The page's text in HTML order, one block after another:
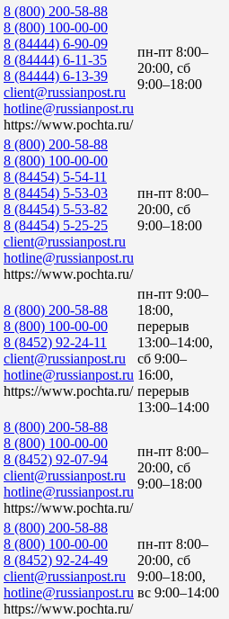
8 (800) 200-58-88
8 (800) 100-00-00
8 (84444) 6-90-09
8 (84444) 6-11-35
8 (84444) 6-13-39
client@russianpost.ru
hotline@russianpost.ru
https://www.pochta.ru/
пн-пт 8:00–
20:00, сб
9:00–18:00
8 (800) 200-58-88
8 (800) 100-00-00
8 (84454) 5-54-11
8 (84454) 5-53-03
8 (84454) 5-53-82
8 (84454) 5-25-25
client@russianpost.ru
hotline@russianpost.ru
https://www.pochta.ru/
пн-пт 8:00–
20:00, сб
9:00–18:00
8 (800) 200-58-88
8 (800) 100-00-00
8 (8452) 92-24-11
client@russianpost.ru
hotline@russianpost.ru
https://www.pochta.ru/
пн-пт 9:00–
18:00,
перерыв
13:00–14:00,
сб 9:00–
16:00,
перерыв
13:00–14:00
8 (800) 200-58-88
8 (800) 100-00-00
8 (8452) 92-07-94
client@russianpost.ru
hotline@russianpost.ru
https://www.pochta.ru/
пн-пт 8:00–
20:00, сб
9:00–18:00
8 (800) 200-58-88
8 (800) 100-00-00
8 (8452) 92-24-49
client@russianpost.ru
hotline@russianpost.ru
https://www.pochta.ru/
пн-пт 8:00–
20:00, сб
9:00–18:00,
вс 9:00–14:00